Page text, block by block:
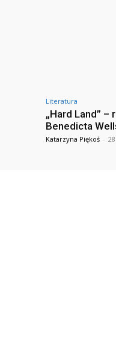
Literatura
„Hard Land” –
Benedicta
Katarzyna Piękoś -